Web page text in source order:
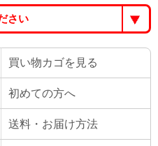
さい
買い物カゴを見る
初めての方へ
送料・お届け方法